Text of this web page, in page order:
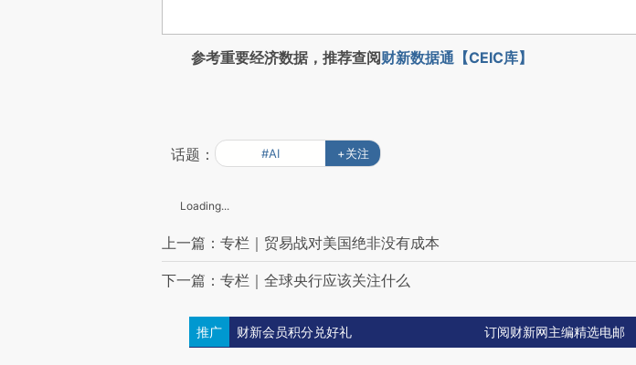
参考重要经济数据，推荐查阅财新数据通【CEIC库】
话题： #AI +关注
Loading...
上一篇：专栏｜贸易战对美国绝非没有成本
下一篇：专栏｜全球央行应该关注什么
推广 财新会员积分兑好礼 订阅财新网主编精选电邮